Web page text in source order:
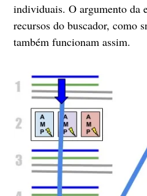
individuais. O argumento da
recursos do buscador, como
também funcionam assim.